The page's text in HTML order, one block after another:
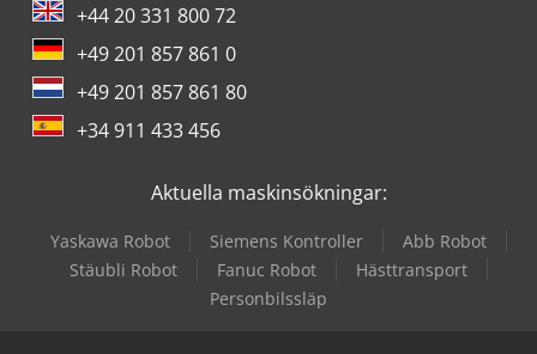
+44 20 331 800 72
+49 201 857 861 0
+49 201 857 861 80
+34 911 433 456
Aktuella maskinsökningar:
Yaskawa Robot Siemens Kontroller
Abb Robot
Stäubli Robot
Fanuc Robot
Hästtransport
Personbilssläp